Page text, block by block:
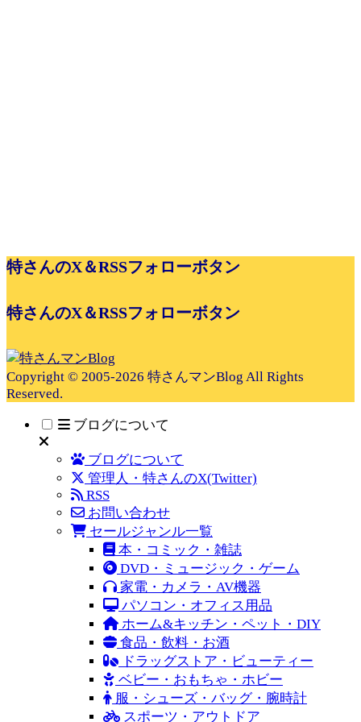
特さんのX＆RSSフォローボタン
特さんのX＆RSSフォローボタン
Copyright © 2005-2026 特さんマンBlog All Rights
Reserved.
ブログについて
ブログについて
管理人・特さんのX(Twitter)
RSS
お問い合わせ
セールジャンル一覧
本・コミック・雑誌
DVD・ミュージック・ゲーム
家電・カメラ・AV機器
パソコン・オフィス用品
ホーム&キッチン・ペット・DIY
食品・飲料・お酒
ドラッグストア・ビューティー
ベビー・おもちゃ・ホビー
服・シューズ・バッグ・腕時計
スポーツ・アウトドア